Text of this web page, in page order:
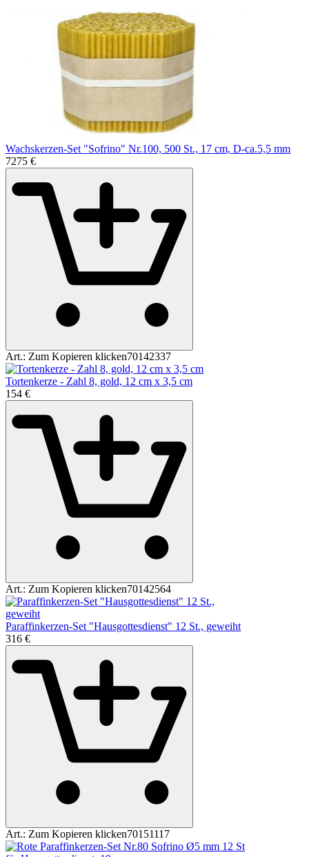
Wachskerzen-Set "Sofrino" Nr.100, 500 St., 17 cm, D-ca.5,5 mm
7275 €
Art.: Zum Kopieren klicken70142337
Tortenkerze - Zahl 8, gold, 12 cm x 3,5 cm
1 54 €
Art.: Zum Kopieren klicken70142564
Paraffinkerzen-Set "Hausgottesdienst" 12 St., geweiht
316 €
Art.: Zum Kopieren klicken70151117